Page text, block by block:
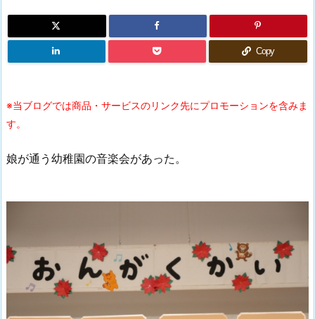
Copy
※当ブログでは商品・サービスのリンク先にプロモーションを含みま
す。
娘が通う幼稚園の音楽会があった。